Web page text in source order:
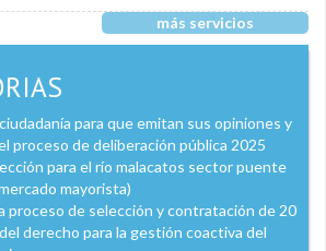
más servicios
para que emitan sus opiniones y
proceso de deliberación pública 2025
para el río malacatos sector puente
mayorista)
proceso de selección y contratación de 20
derecho para la gestión coactiva del